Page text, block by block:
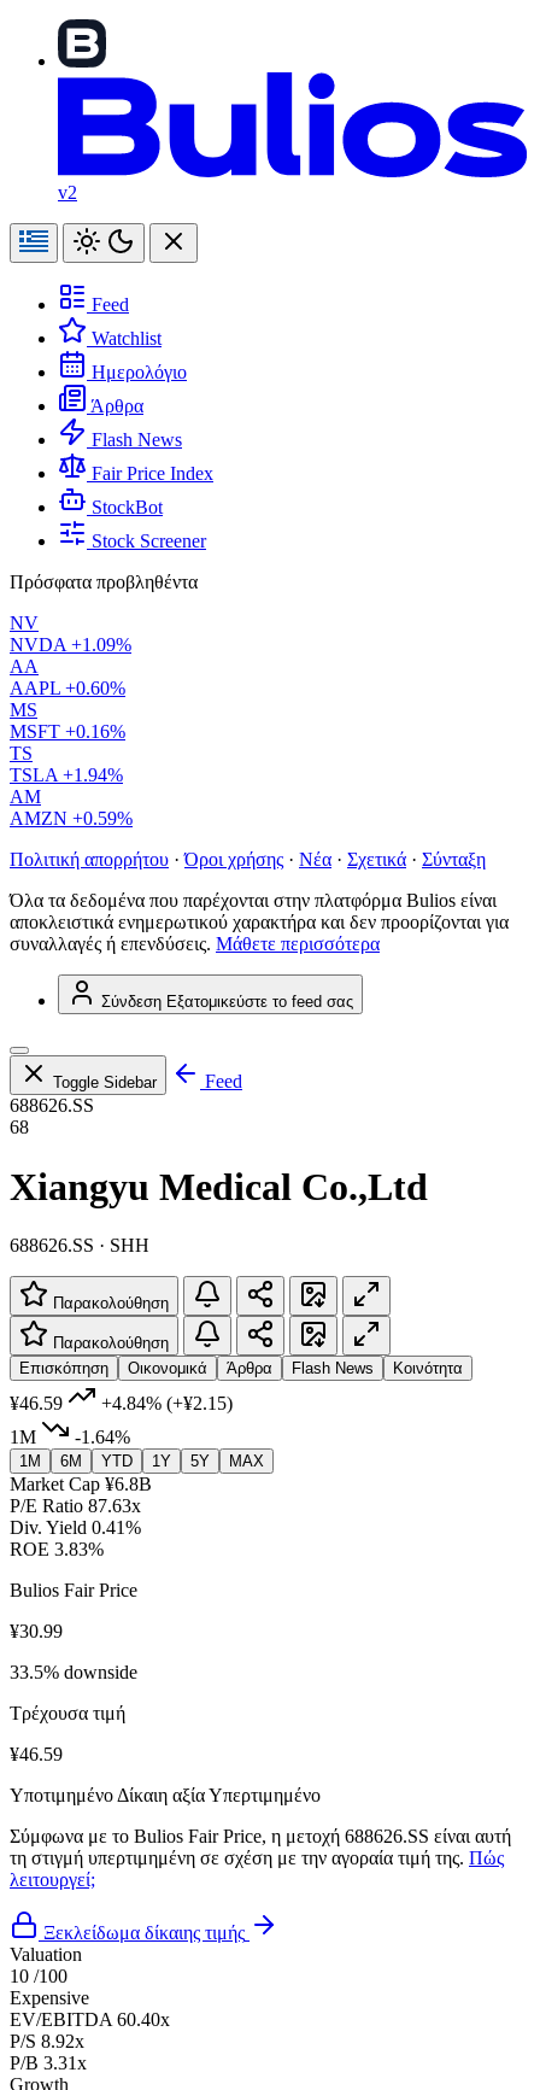
v2
Feed
Watchlist
Ημερολόγιο
Άρθρα
Flash News
Fair Price Index
StockBot
Stock Screener
Πρόσφατα προβληθέντα
NV
NVDA +1.09%
AA
AAPL +0.60%
MS
MSFT +0.16%
TS
TSLA +1.94%
AM
AMZN +0.59%
Πολιτική απορρήτου · Όροι χρήσης · Νέα · Σχετικά · Σύνταξη
Όλα τα δεδομένα που παρέχονται στην πλατφόρμα Bulios είναι
αποκλειστικά ενημερωτικού χαρακτήρα και δεν προορίζονται για
συναλλαγές ή επενδύσεις. Μάθετε περισσότερα
Σύνδεση Εξατομικεύστε το feed σας
Toggle Sidebar
Feed
688626.SS
68
Xiangyu Medical Co.,Ltd
688626.SS · SHH
Παρακολούθηση
Παρακολούθηση
Επισκόπηση
Οικονομικά Άρθρα Flash News Κοινότητα
¥46.59 +4.84% (+¥2.15)
1M
-1.64%
1M 6M YTD 1Y 5Y MAX
Market Cap ¥6.8B
P/E Ratio 87.63x
Div. Yield 0.41%
ROE 3.83%
Bulios Fair Price
¥30.99
33.5% downside
Τρέχουσα τιμή
¥46.59
Υποτιμημένο Δίκαιη αξίαΥπερτιμημένο
Σύμφωνα με το Bulios Fair Price, η μετοχή 688626.SS είναι αυτή
τη στιγμή υπερτιμημένη σε σχέση με την αγοραία τιμή της. Πώς
λειτουργεί;
Ξεκλείδωμα δίκαιης τιμής
Valuation
10 /100
Expensive
EV/EBITDA 60.40x
P/S 8.92x
P/B 3.31x
Growth